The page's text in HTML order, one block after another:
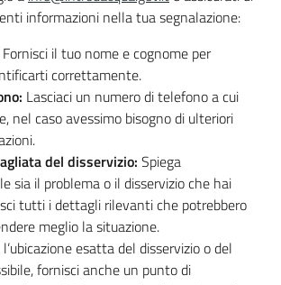
informazioni nella tua segnalazione:
Fornisci il tuo nome e cognome per
correttamente.
Lasciaci un numero di telefono a cui
nel caso avessimo bisogno di ulteriori
del disservizio: Spiega
sia il problema o il disservizio che hai
tutti i dettagli rilevanti che potrebbero
meglio la situazione.
esatta del disservizio o del
fornisci anche un punto di